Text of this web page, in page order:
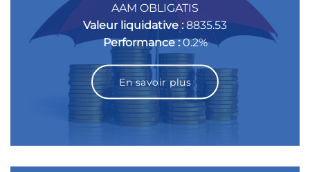
AAM OBLIGATIS
Valeur liquidative : 8835.53
Performance : 0.2%
En savoir plus